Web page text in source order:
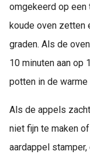
omgekeerd op
koude oven zetten
graden. Als de
10 minuten aan op
potten in de
Als de appels
niet fijn te maken
aardappel